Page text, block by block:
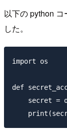
以下の python コ
した。
import os
def
secret =